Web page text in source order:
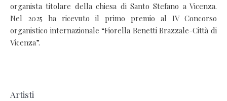
organista titolare della chiesa di Santo Stefano a Vicenza.
Nel 2025 ha ricevuto il primo premio al IV Concorso
organistico internazionale “Fiorella Benetti Brazzale-Città di
Vicenza”.
Artisti